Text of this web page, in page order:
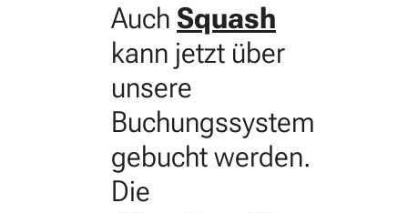
Auch Squash
kann jetzt über
unsere
Buchungssystem
gebucht werden.
Die